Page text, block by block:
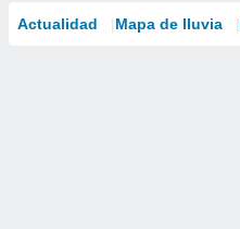
Actualidad Mapa de lluvia